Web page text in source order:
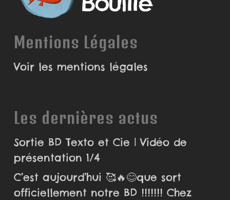
Mentions Légales
Voir les mentions légales
Les dernières actus
Sortie BD Texto et Cie | Vidéo de
présentation 1/4
C’est aujourd’hui 🥰🔥😊que sort
officiellement notre BD !!!!!!! Chez